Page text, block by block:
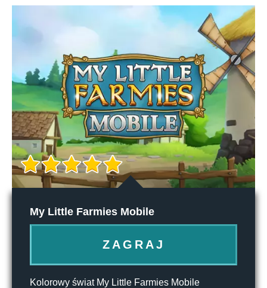
My Little Farmies Mobile
ZAGRAJ
Kolorowy świat My Little Farmies Mobile